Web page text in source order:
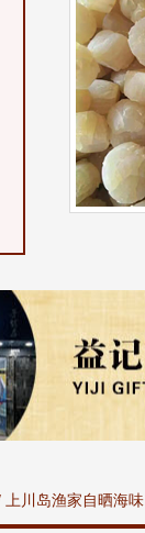
上川岛渔家自晒海味